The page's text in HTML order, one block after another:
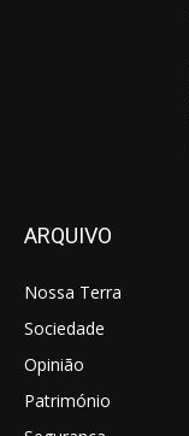
ARQUIVO
Nossa Terra
Sociedade
Opinião
Património